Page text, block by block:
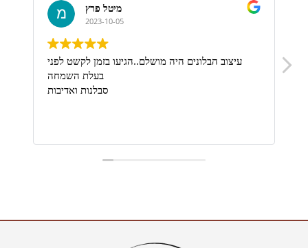
מיטל פרץ
2023-10-05
עיצוב הבלונים היה מושלם..הגיעו בזמן לקשט לפני
בעלת השמחה
סבלנות ואדיבות